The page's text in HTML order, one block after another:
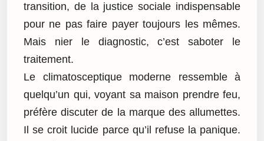
transition, de la justice sociale indispensable
pour ne pas faire payer toujours les mêmes.
Mais nier le diagnostic, c’est saboter le
traitement.
Le climatosceptique moderne ressemble à
quelqu’un qui, voyant sa maison prendre feu,
préfère discuter de la marque des allumettes.
Il se croit lucide parce qu’il refuse la panique.